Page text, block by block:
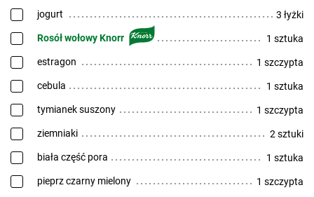
jogurt 3 łyżki
Rosół wołowy Knorr 1 sztuka
estragon 1 szczypta
cebula 1 sztuka
tymianek suszony 1 szczypta
ziemniaki 2 sztuki
biała część pora 1 sztuka
pieprz czarny mielony 1 szczypta